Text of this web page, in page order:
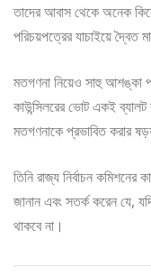
তাদের আবাস থেকে অনেক
পরিচয়পত্রের যাচাইয়ে দ্বৈত
মতগণনা নিয়েও সাহু আশঙ্কা
কাউন্সিলরের ভোট একই ব্যালট
মতগণনাকে প্রভাবিত করার
তিনি রাজ্য নির্বাচন কমিশনের
জানান এবং সতর্ক করেন যে,
থাকবে না।